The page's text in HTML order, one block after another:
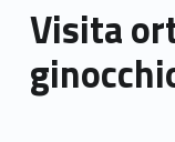
Visita